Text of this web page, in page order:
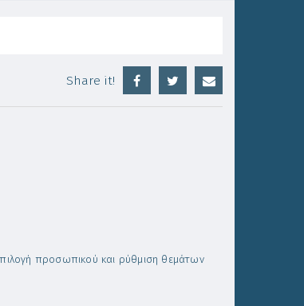
Share it!
προσωπικού και ρύθμιση θεμάτων